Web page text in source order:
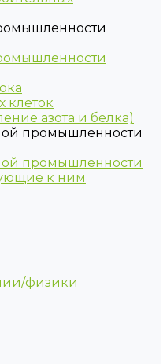
клеток
азота и белка)
промышленности
промышленности
к ним
физики